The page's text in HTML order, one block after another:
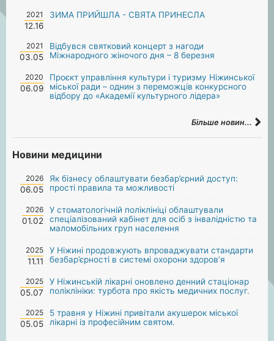
2021
12.16
ЗИМА ПРИЙШЛА - СВЯТА ПРИНЕСЛА
2021
03.05
Відбувся святковий концерт з нагоди
Міжнародного жіночого дня – 8 березня
2020
06.09
Проєкт управління культури і туризму Ніжинської
міської ради – однин з переможців конкурсного
відбору до «Академії культурного лідера»
Більше новин...
Новини медицини
2026
06.05
Як бізнесу облаштувати безбар’єрний доступ:
прості правила та можливості
2026
01.02
У стоматологічній поліклініці облаштували
спеціалізований кабінет для осіб з інвалідністю та
маломобільних груп населення
2025
11.11
У Ніжині продовжують впроваджувати стандарти
безбар’єрності в системі охорони здоров’я
2025
05.07
У Ніжинській лікарні оновлено денний стаціонар
поліклініки: турбота про якість медичних послуг.
2025
05.05
5 травня у Ніжині привітали акушерок міської
лікарні із професійним святом.